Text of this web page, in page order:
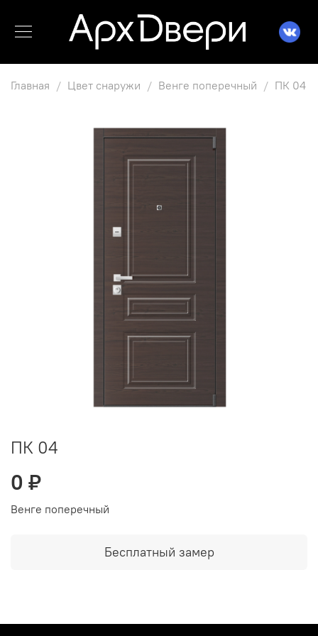
Главная Цвет снаружи Венге поперечный ПК 04
ПК 04
0 ₽
Венге поперечный
Бесплатный замер